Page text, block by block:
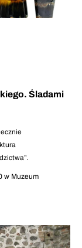
Śladami
w Muzeum